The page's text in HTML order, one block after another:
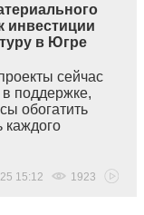
инвестиции
в Югре
сейчас
поддержке,
обогатить
каждого
15:12 1923